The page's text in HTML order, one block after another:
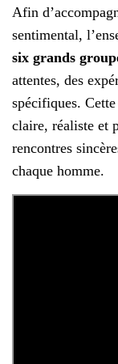
Afin
sentimental,
six grands
attentes, des
spécifiques.
claire, réaliste et
rencontres
chaque homme.